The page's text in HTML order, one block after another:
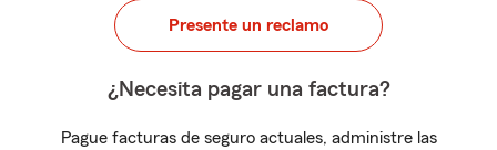
Presente un reclamo
¿Necesita pagar una factura?
Pague facturas de seguro actuales, administre las